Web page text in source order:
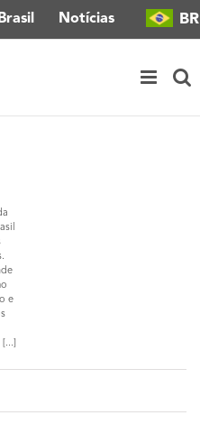
Notícias BR
e